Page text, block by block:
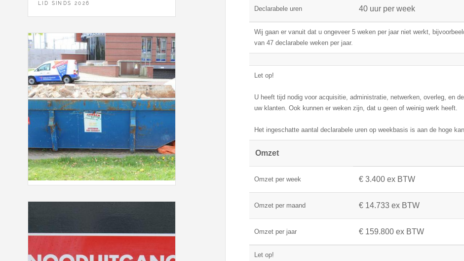
LID SINDS 2026
Declarabele uren 40 uur per week
Wij gaan er vanuit dat u ongeveer 5 weken per jaar niet werkt,
van 47 declarabele weken per jaar.
Let op!
U heeft tijd nodig voor acquisitie, administratie, netwerken, overleg, en
uw klanten. Ook kunnen er weken zijn, dat u geen of weinig werk heeft.
Het ingeschatte aantal declarabele uren op weekbasis is aan de hoge
Omzet
Omzet per week € 3.400 ex BTW
Omzet per maand € 14.733 ex BTW
Omzet per jaar € 159.800 ex BTW
Let op!